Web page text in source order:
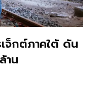
จ็กต์ภาคใต้ ดัน
าน